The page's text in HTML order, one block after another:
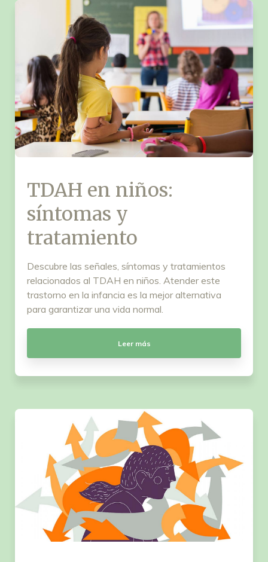
TDAH en niños:
síntomas y
tratamiento
Descubre las señales, síntomas y tratamientos
relacionados al TDAH en niños. Atender este
trastorno en la infancia es la mejor alternativa
para garantizar una vida normal.
Leer más